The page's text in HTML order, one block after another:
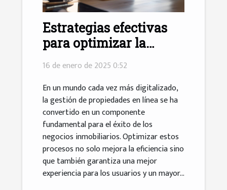
Estrategias efectivas
para optimizar la
gestión de propiedades
en línea
16 de enero de 2025 0:52
En un mundo cada vez más digitalizado,
la gestión de propiedades en línea se ha
convertido en un componente
fundamental para el éxito de los
negocios inmobiliarios. Optimizar estos
procesos no solo mejora la eficiencia sino
que también garantiza una mejor
experiencia para los usuarios y un mayor...